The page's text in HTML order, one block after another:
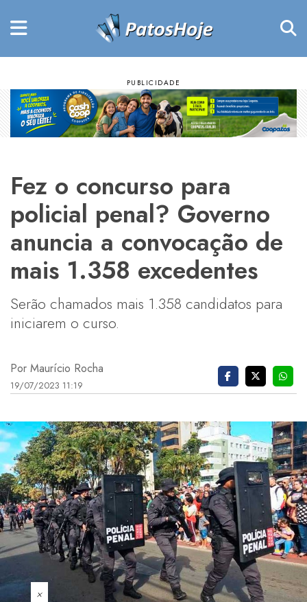
Fez o concurso para
policial penal? Governo
anuncia a convocação de
mais 1.358 excedentes
Serão chamados mais 1.358 candidatos para
iniciarem o curso.
Por Maurício Rocha
19/07/2023 11:19
×